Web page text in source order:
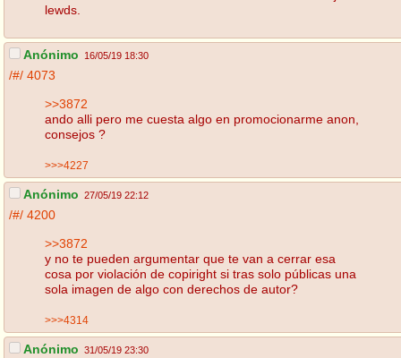
lewds.
Anónimo 16/05/19 18:30
/#/ 4073
>>3872
ando alli pero me cuesta algo en promocionarme anon,
consejos ?
>>>4227
Anónimo 27/05/19 22:12
/#/ 4200
>>3872
y no te pueden argumentar que te van a cerrar esa
cosa por violación de copiright si tras solo públicas una
sola imagen de algo con derechos de autor?
>>>4314
Anónimo 31/05/19 23:30